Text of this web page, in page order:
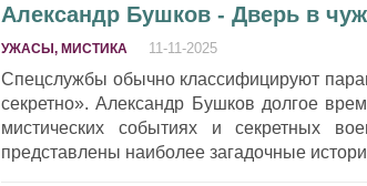
Александр Бушков - Дверь в
УЖАСЫ, МИСТИКА 11-11-2025
Спецслужбы обычно классифицируют
секретно». Александр Бушков долгое
мистических событиях и секретных
представлены наиболее загадочные